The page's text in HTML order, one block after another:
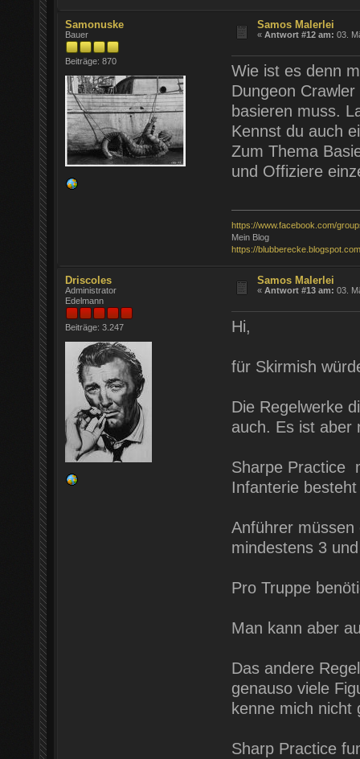
Samonuske
Bauer
Beiträge: 870
Samos Malerlei
«Antwort #12 am: 03.
Wie ist es denn
Dungeon
basieren muss.
Kennst du auch
Zum Thema
und Offiziere
https://www.facebook.com/
Mein Blog
https://
Driscoles
Administrator
Edelmann
Beiträge: 3.247
Samos Malerlei
«Antwort #13 am: 03.
Hi,
für Skirmish
Die Regelwerke
auch. Es ist aber
Sharpe Practice
Infanterie
Anführer müssen
mindestens 3
Pro Truppe
Man kann aber
Das andere
genauso viele
kenne mich
Sharp Practice